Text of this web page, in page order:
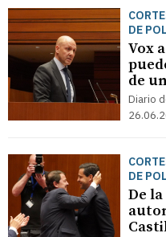
DE
Vox
de
Diario
DE
De